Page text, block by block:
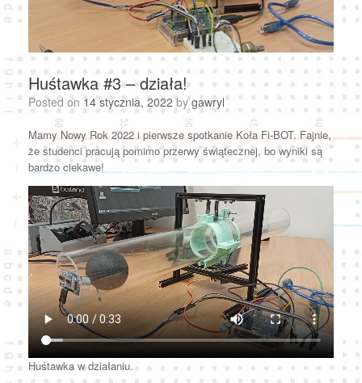
Huśtawka #3 – działa!
Posted on 14 stycznia, 2022 bygawryl
Mamy Nowy Rok 2022 i pierwsze spotkanie Koła Fi-BOT. Fajnie,
że studenci pracują pomimo przerwy świątecznej, bo wyniki są
bardzo ciekawe!
Huśtawka w działaniu.